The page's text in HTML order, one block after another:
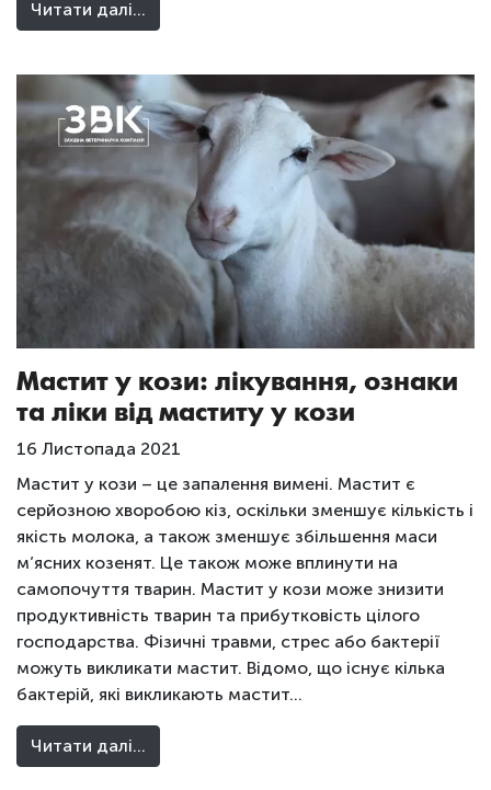
Читати далі…
Мастит у кози: лікування, ознаки
та ліки від маститу у кози
16 Листопада 2021
Мастит у кози – це запалення вимені. Мастит є
серйозною хворобою кіз, оскільки зменшує кількість і
якість молока, а також зменшує збільшення маси
м’ясних козенят. Це також може вплинути на
самопочуття тварин. Мастит у кози може знизити
продуктивність тварин та прибутковість цілого
господарства. Фізичні травми, стрес або бактерії
можуть викликати мастит. Відомо, що існує кілька
бактерій, які викликають мастит…
Читати далі…